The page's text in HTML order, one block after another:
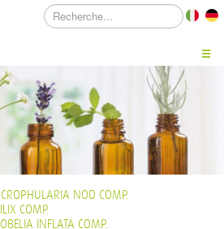
☰
NOD COMP.
COMP.
INFLATA COMP.